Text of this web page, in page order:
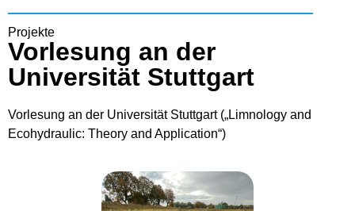
Projekte
Vorlesung an der
Universität Stuttgart
Vorlesung an der Universität Stuttgart („Limnology and
Ecohydraulic: Theory and Application“)